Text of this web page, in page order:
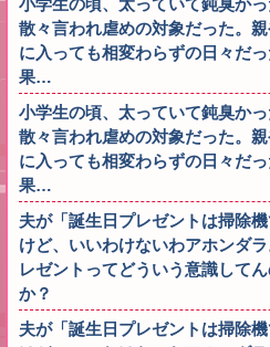
小学生の頃、太っていて鈍臭か
散々言われ虐めの対象だった。
に入っても相変わらずの日々だ
果…
小学生の頃、太っていて鈍臭か
散々言われ虐めの対象だった。
に入っても相変わらずの日々だ
果…
夫が「誕生日プレゼントは掃除
けど、いいわけないわアホンダ
レゼントってどういう意識して
か？
夫が「誕生日プレゼントは掃除